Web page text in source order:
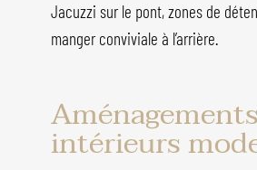
Jacuzzi sur le pont, zones de
manger conviviale à l’arrière.
Aménagements
intérieurs